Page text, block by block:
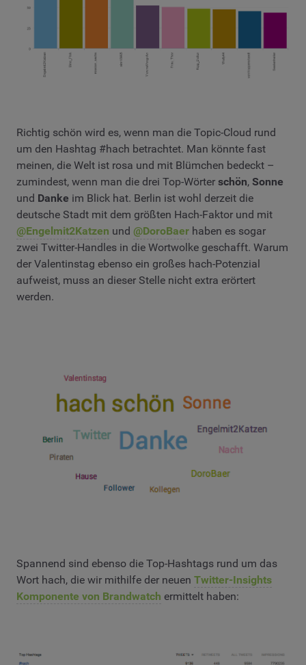
Richtig schön wird es, wenn man die Topic-Cloud rund
um den Hashtag #hach betrachtet. Man könnte fast
meinen, die Welt ist rosa und mit Blümchen bedeckt –
zumindest, wenn man die drei Top-Wörter schön, Sonne
und Danke im Blick hat. Berlin ist wohl derzeit die
deutsche Stadt mit dem größten Hach-Faktor und mit
@Engelmit2Katzen und @DoroBaer haben es sogar
zwei Twitter-Handles in die Wortwolke geschafft. Warum
der Valentinstag ebenso ein großes hach-Potenzial
aufweist, muss an dieser Stelle nicht extra erörtert
werden.
Spannend sind ebenso die Top-Hashtags rund um das
Wort hach, die wir mithilfe der neuen Twitter-Insights
Komponente von Brandwatch ermittelt haben: